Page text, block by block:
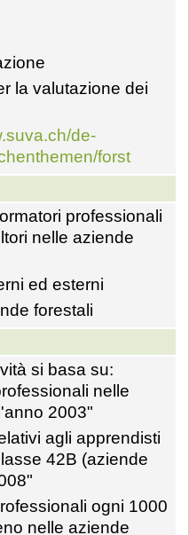
la valutazione dei
de-
forst
professionali
nelle aziende
ed esterni
forestali
si basa su:
nelle
2003"
agli apprendisti
42B (aziende
ogni 1000
nelle aziende